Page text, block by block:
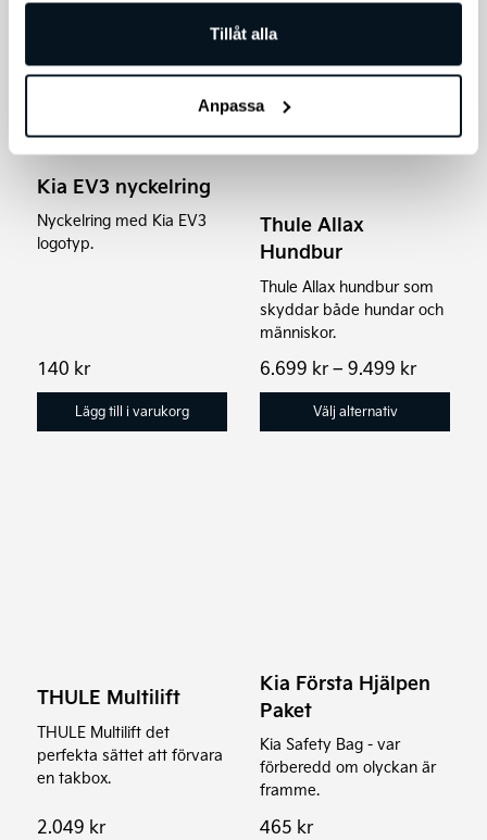
Tillåt alla
Anpassa
Kia EV3 nyckelring
Nyckelring med Kia EV3
logotyp.
140 kr
Lägg till i varukorg
Thule Allax
Hundbur
Thule Allax hundbur som
skyddar både hundar och
människor.
6.699 kr– 9.499 kr
6.699 kr
9.499 kr
Välj alternativ
Den
här
produkten
flera
olika
alternativen
kan
väljas
produktsidan
THULE Multilift
THULE Multilift det
perfekta sättet att förvara
en takbox.
2.049 kr
Kia Första Hjälpen
Paket
Kia Safety Bag - var
förberedd om olyckan är
framme.
465 kr